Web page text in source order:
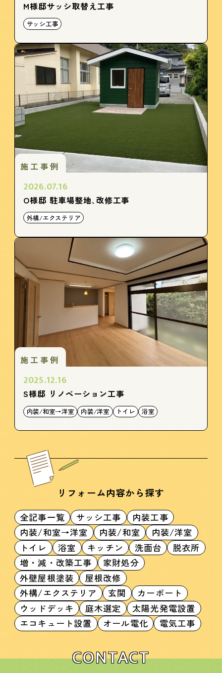
M様邸サッシ取替え工事
サッシ工事
施工事例
2026.07.16
O様邸 駐車場整地､改修工事
外構/エクステリア
施工事例
2025.12.16
S様邸 リノベーション工事
内装/和室→洋室 内装/洋室 トイレ 浴室
リフォーム内容から探す
全記事一覧 サッシ工事
内装工事
内装/和室→洋室
内装/和室
内装/洋室
トイレ
浴室 キッチン 洗面台
脱衣所
増・減・改築工事
家財処分
外壁屋根塗装
屋根改修
外構/エクステリア
玄関
カーポート
ウッドデッキ
庭木選定
太陽光発電設置
エコキュート設置
オール電化 電気工事
CONTACT